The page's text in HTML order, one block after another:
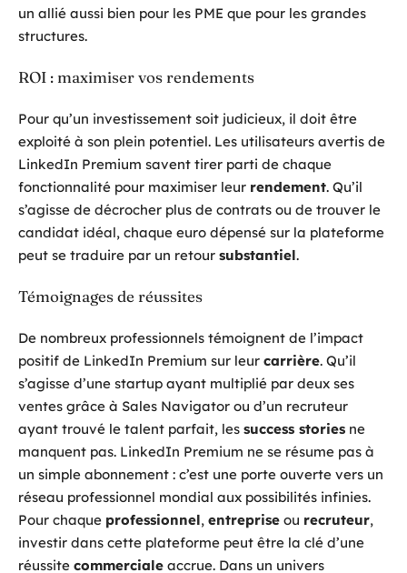
un allié aussi bien pour les PME que pour les grandes
structures.
ROI : maximiser vos rendements
Pour qu’un investissement soit judicieux, il doit être
exploité à son plein potentiel. Les utilisateurs avertis de
LinkedIn Premium savent tirer parti de chaque
fonctionnalité pour maximiser leur rendement. Qu’il
s’agisse de décrocher plus de contrats ou de trouver le
candidat idéal, chaque euro dépensé sur la plateforme
peut se traduire par un retour substantiel.
Témoignages de réussites
De nombreux professionnels témoignent de l’impact
positif de LinkedIn Premium sur leur carrière. Qu’il
s’agisse d’une startup ayant multiplié par deux ses
ventes grâce à Sales Navigator ou d’un recruteur
ayant trouvé le talent parfait, les success stories ne
manquent pas. LinkedIn Premium ne se résume pas à
un simple abonnement : c’est une porte ouverte vers un
réseau professionnel mondial aux possibilités infinies.
Pour chaque professionnel, entreprise ou recruteur,
investir dans cette plateforme peut être la clé d’une
réussite commerciale accrue. Dans un univers